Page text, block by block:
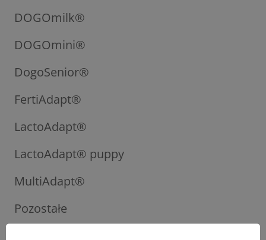
DOGOmilk®
DOGOmini®
DogoSenior®
FertiAdapt®
LactoAdapt®
LactoAdapt® puppy
MultiAdapt®
Pozostałe